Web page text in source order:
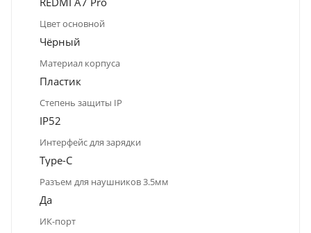
Цвет основной
Чёрный
Материал корпуса
Пластик
Степень защиты IP
IP52
Интерфейс для зарядки
Type-C
Разъем для наушников 3.5мм
Да
ИК-порт